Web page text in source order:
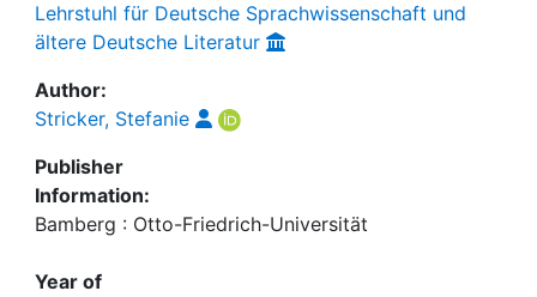
Lehrstuhl für Deutsche Sprachwissenschaft und
ältere Deutsche Literatur
Author:
Stricker, Stefanie
Publisher
Information:
Bamberg : Otto-Friedrich-Universität
Year of